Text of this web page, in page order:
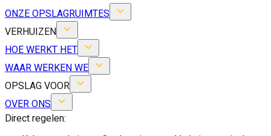
ONZE OPSLAGRUIMTES
VERHUIZEN
HOE WERKT HET
WAAR WERKEN WE
OPSLAG VOOR
OVER ONS
Direct regelen: